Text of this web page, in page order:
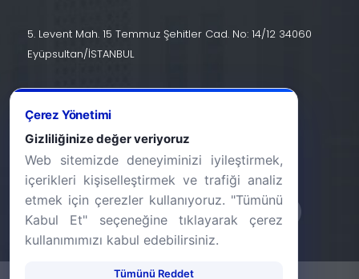
5. Levent Mah. 15 Temmuz Şehitler Cad. No: 14/12 34060
Eyüpsultan/İSTANBUL
+90 (212) 924 24 44
info@halic.edu.tr
Çerez Yönetimi
Gizliliğinize değer veriyoruz
Web sitemizde deneyiminizi iyileştirmek,
içerikleri kişiselleştirmek ve trafiği analiz
etmek için çerezler kullanıyoruz. "Tümünü
Kabul Et" seçeneğine tıklayarak çerez
kullanımımızı kabul edebilirsiniz.
Tümünü Reddet